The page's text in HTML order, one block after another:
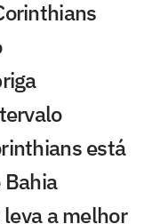
está
a melhor